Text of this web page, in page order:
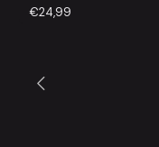
€24,99